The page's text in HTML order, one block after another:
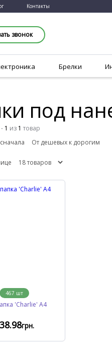
Контакты
звонок
Брелки
под
- 1 из 1 товар
467 шт
'Charlie' А4
.98грн.